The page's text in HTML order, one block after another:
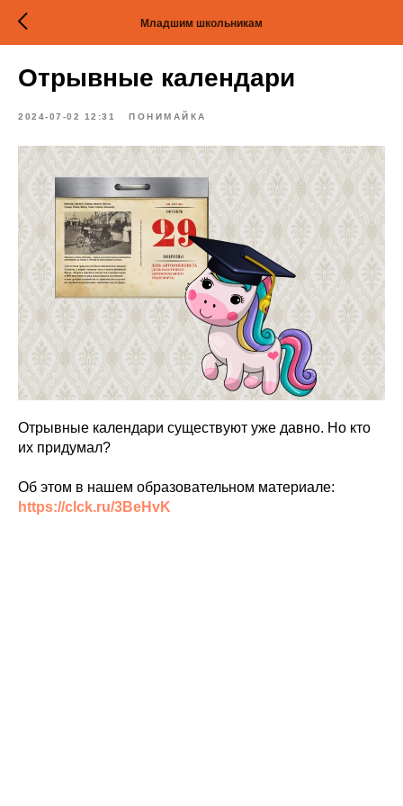
Младшим школьникам
Отрывные календари
2024-07-02 12:31 ПОНИМАЙКА
Отрывные календари существуют уже давно. Но кто
их придумал?
Об этом в нашем образовательном материале:
https://clck.ru/3BeHvK